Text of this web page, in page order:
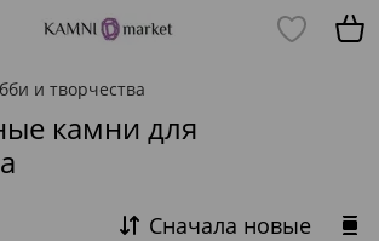
и творчества
камни для
Сначала новые